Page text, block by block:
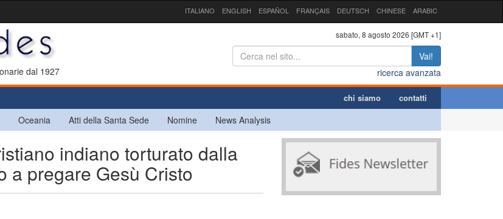
ITALIANO ENGLISH ESPAÑOL FRANÇAIS DEUTSCH CHINESE ARABIC
dal 1927
sabato, 8 agosto 2026 [GMT +1]
Vai!
ricerca avanzata
chi siamo contatti
Oceania Atti della Santa Sede Nomine News Analysis
indiano torturato dalla
a pregare Gesù Cristo